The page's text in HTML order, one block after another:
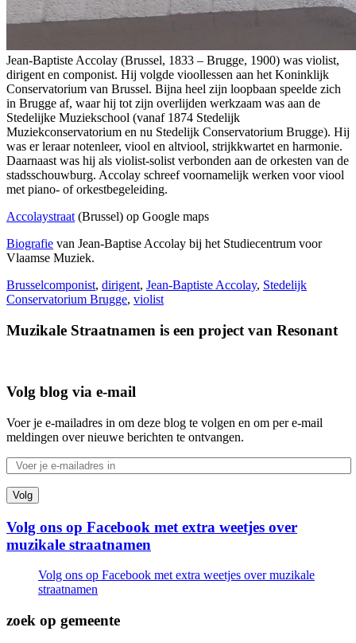
Jean-Baptiste Accolay (Brussel, 1833 – Brugge, 1900) was violist,
dirigent en componist. Hij volgde vioollessen aan het Koninklijk
Conservatorium van Brussel. Bijna heel zijn loopbaan speelde zich
in Brugge af, waar hij tot zijn overlijden werkzaam was aan de
Stedelijke Muziekschool (vanaf 1874 Stedelijk
Muziekconservatorium en nu Stedelijk Conservatorium Brugge). Hij
was er leraar notenleer, viool en altviool, strijkkwartet en harmonie.
Daarnaast was hij als violist-solist verbonden aan de orkesten van de
stadsschouwburg. Accolay schreef voornamelijk werken voor viool
met piano- of orkestbegeleiding.
Accolaystraat (Brussel) op Google maps
Biografie van Jean-Baptise Accolay bij het Studiecentrum voor
Vlaamse Muziek.
Brusselcomponist, dirigent, Jean-Baptiste Accolay, Stedelijk
Conservatorium Brugge, violist
Muzikale Straatnamen is een project van Resonant
Volg blog via e-mail
Voer je e-mailadres in om deze blog te volgen en om per e-mail
meldingen over nieuwe berichten te ontvangen.
Volg
Volg ons op Facebook met extra weetjes over
muzikale straatnamen
Volg ons op Facebook met extra weetjes over muzikale
straatnamen
zoek op gemeente